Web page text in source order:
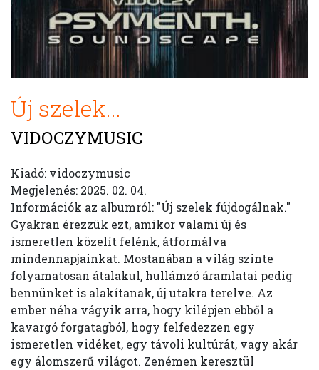
Új szelek...
VIDOCZYMUSIC
Kiadó: vidoczymusic
Megjelenés: 2025. 02. 04.
Információk az albumról: "Új szelek fújdogálnak."
Gyakran érezzük ezt, amikor valami új és
ismeretlen közelít felénk, átformálva
mindennapjainkat. Mostanában a világ szinte
folyamatosan átalakul, hullámzó áramlatai pedig
bennünket is alakítanak, új utakra terelve. Az
ember néha vágyik arra, hogy kilépjen ebből a
kavargó forgatagból, hogy felfedezzen egy
ismeretlen vidéket, egy távoli kultúrát, vagy akár
egy álomszerű világot. Zenémen keresztül